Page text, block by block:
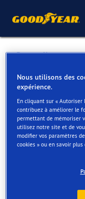
Retour liste
GARAGE
Services
Contact
Nous utilisons des
expérience.
En cliquant sur « Autoriser
contribuez à améliorer le
permettant de mémoriser
utilisez notre site et de
modifier vos paramètres
cookies » ou en savoir